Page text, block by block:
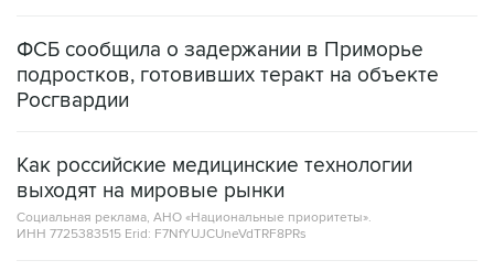
ФСБ сообщила о задержании в Приморье
подростков, готовивших теракт на объекте
Росгвардии
Как российские медицинские технологии
выходят на мировые рынки
Социальная реклама, АНО «Национальные приоритеты».
ИНН 7725383515 Erid: F7NfYUJCUneVdTRF8PRs